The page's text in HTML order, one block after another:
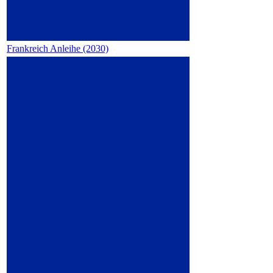
Frankreich Anleihe (2030)